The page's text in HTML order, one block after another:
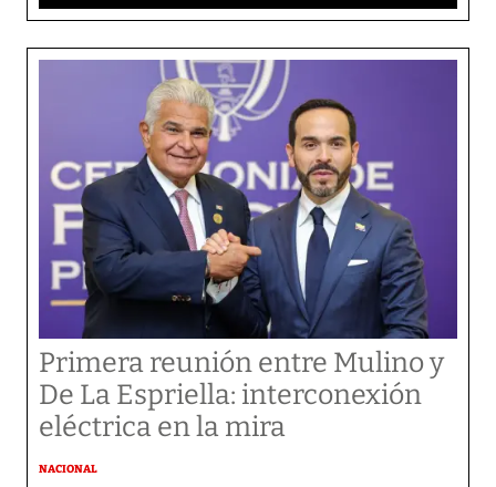
Primera reunión entre Mulino y
De La Espriella: interconexión
eléctrica en la mira
NACIONAL